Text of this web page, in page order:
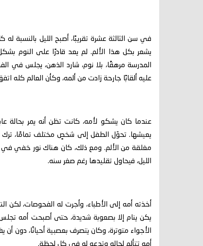
في سن الثالثة عشرة تقريبًا، أصبح الليل بالنسبة
يشعر بكل هذا الألم. لم يعد قادرًا على النوم
المدرسة مرهقًا، بلا نوم، شارد الذهن، يجلس في
عليه ألقابًا جارحة زادت من ألمه، وكأن العالم كله
عندما كان يشكو لأمه، كانت تظن أنه يمر بحالة
يعيشها. تحوّل الطفل إلى شخصٍ مختلف تمامًا، ترك
مغلقة من الألم. ومع ذلك، كان هناك نور خفي في
الليل، فيحاول تقليدها رغم صغر سنه.
أخذته أمه إلى الأطباء، وأجرت له الفحوصات، لكن
يكن ينام إلا بصعوبة شديدة، حتى أصبحت أمه تجلس
الأجواء متوترة، وكان يتصرف بعصبية أحيانًا،
أمه تتألم لحاله وتدعو له في كل لحظة.